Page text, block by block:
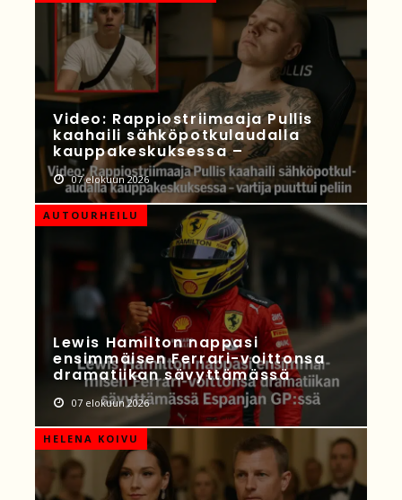
Video: Rappiostriimaaja Pullis
kaahaili sähköpotkulaudalla
kauppakeskuksessa –
07 elokuun 2026
AUTOURHEILU
Lewis Hamilton nappasi
ensimmäisen Ferrari-voittonsa
dramatiikan sävyttämässä
07 elokuun 2026
HELENA KOIVU